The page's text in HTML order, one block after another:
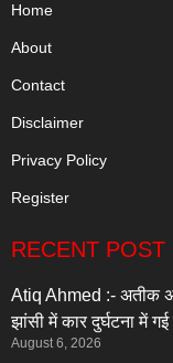
Home
About
Contact
Disclaimer
Privacy Policy
Register
RECENT POST
Atiq Ahmed :- अतीक
झांसी में कार दुर्घटना में
August 6, 2026